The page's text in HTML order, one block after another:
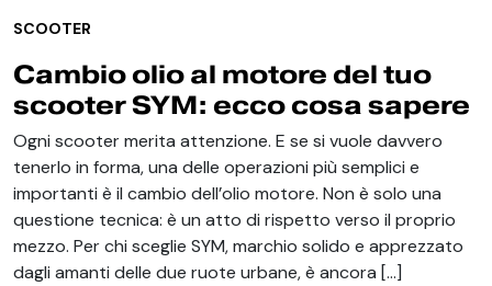
SCOOTER
Cambio olio al motore del tuo
scooter SYM: ecco cosa sapere
Ogni scooter merita attenzione. E se si vuole davvero
tenerlo in forma, una delle operazioni più semplici e
importanti è il cambio dell’olio motore. Non è solo una
questione tecnica: è un atto di rispetto verso il proprio
mezzo. Per chi sceglie SYM, marchio solido e apprezzato
dagli amanti delle due ruote urbane, è ancora […]